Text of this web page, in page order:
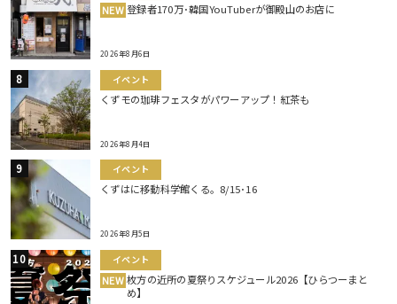
NEW 登録者170万･韓国YouTuberが御殿山のお店に
2026年8月6日
イベント
くずモの珈琲フェスタがパワーアップ！紅茶も
2026年8月4日
イベント
くずはに移動科学館くる。8/15･16
2026年8月5日
イベント
NEW 枚方の近所の夏祭りスケジュール2026【ひらつーまと
め】